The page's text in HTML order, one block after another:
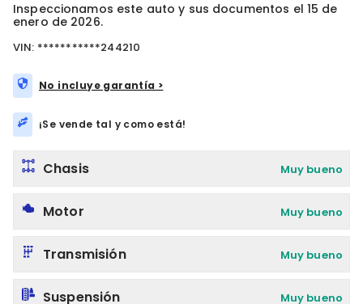
Inspeccionamos este auto y sus documentos el 15 de
enero de 2026.
VIN: ***********244210
No incluye garantía >
¡Se vende tal y como está!
Chasis Muy bueno
Motor Muy bueno
Transmisión Muy bueno
Suspensión Muy bueno